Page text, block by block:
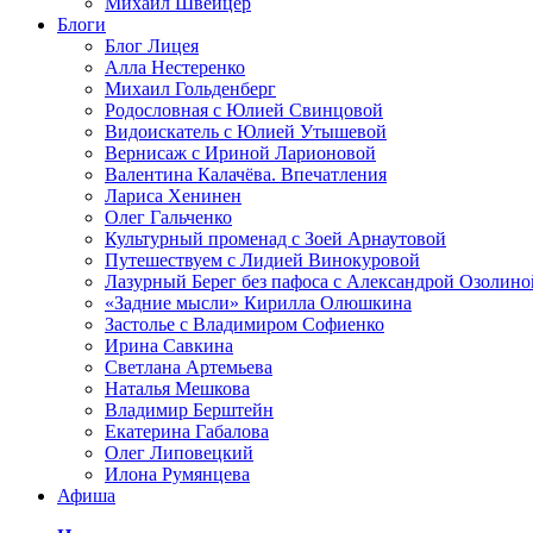
Блоги
Блог Лицея
Алла Нестеренко
Михаил Гольденберг
Родословная с Юлией Свинцовой
Видоискатель с Юлией Утышевой
Вернисаж с Ириной Ларионовой
Валентина Калачёва. Впечатления
Лариса Хенинен
Олег Гальченко
Культурный променад с Зоей Арнаутовой
Путешествуем с Лидией Винокуровой
Лазурный Берег без пафоса с Александрой
«Задние мысли» Кирилла Олюшкина
Застолье с Владимиром Софиенко
Ирина Савкина
Светлана Артемьева
Наталья Мешкова
Владимир Берштейн
Екатерина Габалова
Олег Липовецкий
Илона Румянцева
Афиша